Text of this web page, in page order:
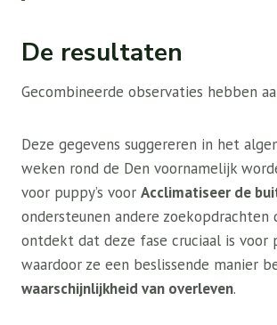
De resultaten
Gecombineerde observaties hebben
Deze gegevens suggereren in het
weken rond de Den voornamelijk
voor puppy’s voor Acclimatiseer de
ondersteunen andere zoekopdrachten
ontdekt dat deze fase cruciaal is voor
waardoor ze een beslissende manier
waarschijnlijkheid van overleven.